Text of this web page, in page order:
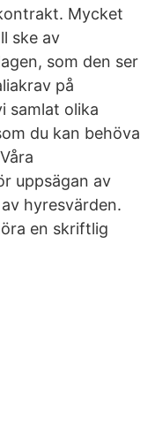
Mycket
ske av
som den ser
på
samlat olika
du kan behöva
uppsägan av
hyresvärden.
en skriftlig